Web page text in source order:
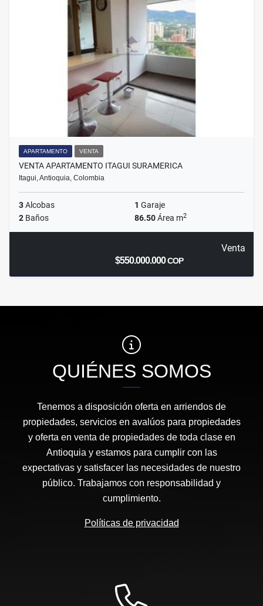
APARTAMENTO VENTA
VENTA APARTAMENTO ITAGUI SURAMERICA
Itagui, Antioquia, Colombia
3Alcobas 1 Garaje
2 Baños 86.50Área m2
Venta
$550.000.000COP
QUIÉNES SOMOS
Tenemos a disposición oferta en arriendos de
propiedades, servicios en avalúos para propiedades
y oferta en venta de propiedades de toda clase en
Antioquia y estamos para cumplir con las
expectativas y satisfacer las necesidades de nuestro
público. Trabajamos con responsabilidad y
cumplimiento.
Políticas de privacidad